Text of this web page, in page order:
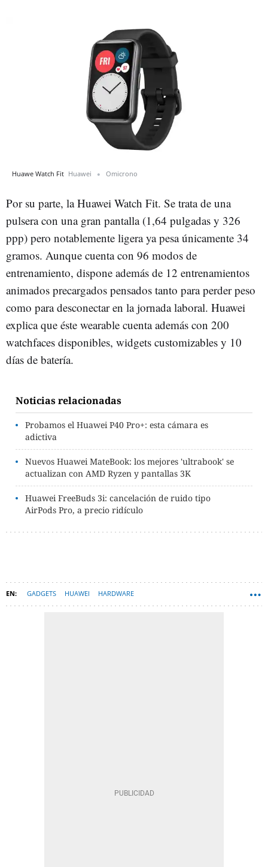
Huawe Watch Fit Huawei Omicrono
Por su parte, la Huawei Watch Fit. Se trata de una
pulsera con una gran pantalla (1,64 pulgadas y 326
ppp) pero notablemente ligera ya pesa únicamente 34
gramos. Aunque cuenta con 96 modos de
entrenamiento, dispone además de 12 entrenamientos
animados precargados pensados tanto para perder peso
como para desconectar en la jornada laboral. Huawei
explica que éste wearable cuenta además con 200
watchfaces disponibles, widgets customizables y 10
días de batería.
Noticias relacionadas
Probamos el Huawei P40 Pro+: esta cámara es
adictiva
Nuevos Huawei MateBook: los mejores 'ultrabook' se
actualizan con AMD Ryzen y pantallas 3K
Huawei FreeBuds 3i: cancelación de ruido tipo
AirPods Pro, a precio ridículo
GADGETS HUAWEI HARDWARE